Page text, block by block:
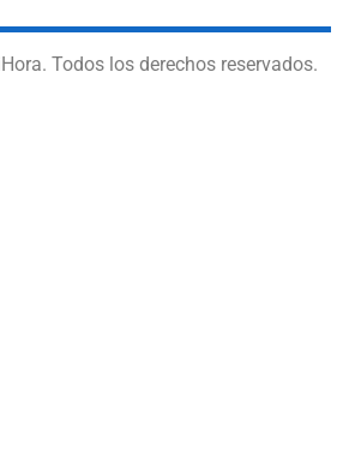
Todos los derechos reservados.